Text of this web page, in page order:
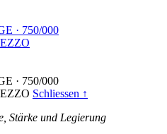
· 750/000
· 750/000
Schliessen ↑
Stärke und Legierung